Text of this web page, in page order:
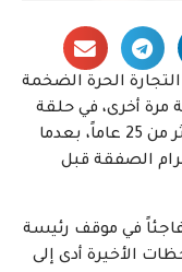
التجارة الحرة الضخمة
مرة أخرى، في حلقة
جديدة من مسار تفاوضي متعثر امتد لأكثر من 25 عاماً، بعدما
الصفقة قبل
في موقف رئيسة
الأخيرة أدى إلى